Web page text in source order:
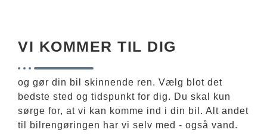
VI KOMMER TIL DIG
og gør din bil skinnende ren. Vælg blot det
bedste sted og tidspunkt for dig. Du skal kun
sørge for, at vi kan komme ind i din bil. Alt andet
til bilrengøringen har vi selv med - også vand.